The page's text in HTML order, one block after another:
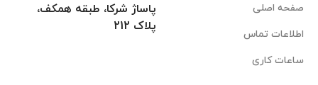
صفحه اصلی
اطلاعات تماس
ساعات کاری
پاساژ شرکا، طبقه همکف،
پلاک 212